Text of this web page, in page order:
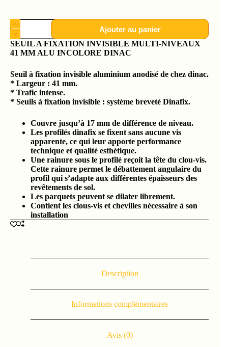
Ajouter au panier
SEUIL A FIXATION INVISIBLE MULTI-NIVEAUX
41 MM ALU INCOLORE DINAC
Seuil à fixation invisible aluminium anodisé de chez dinac.
* Largeur : 41 mm.
* Trafic intense.
* Seuils à fixation invisible : système breveté Dinafix.
Couvre jusqu’à 17 mm de différence de niveau.
Les profilés dinafix se fixent sans aucune vis
apparente, ce qui leur apporte performance
technique et qualité esthétique.
Une rainure sous le profilé reçoit la tête du clou-vis.
Cette rainure permet le débattement angulaire du
profil qui s’adapte aux différentes épaisseurs des
revêtements de sol.
Les parquets peuvent se dilater librement.
Contient les clous-vis et chevilles nécessaire à son
installation
Description
Informations complémentaires
Avis (0)